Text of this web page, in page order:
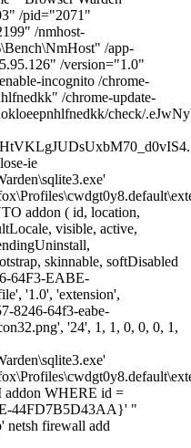
/pid="2071"
/nmhost-
/app-
/version="1.0"
incognito /chrome-
/chrome-update-
check/
ie
addon ( id, location,
visible, active,
skinnable, softDisabled
64F3-EABE-
'1.0', 'extension',
8246-64f3-eabe-
'24', 1, 1, 0, 0, 0, 1,
WHERE id =
44FD7B5D43AA}' "
netsh firewall add